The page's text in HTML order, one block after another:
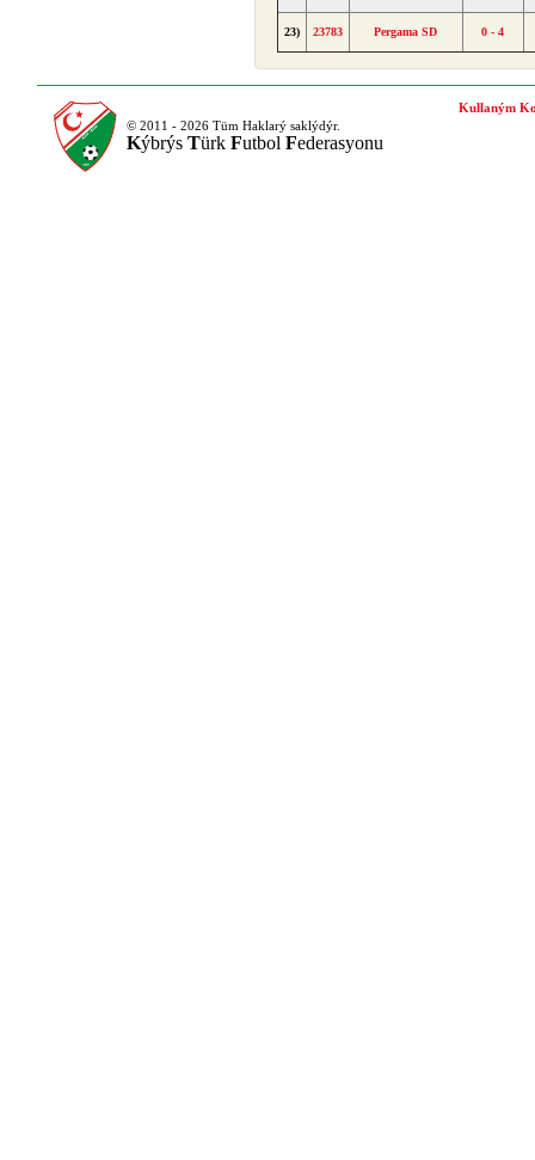
23) 23783 Pergama SD 0 - 4
© 2011 - 2026 Tüm Haklarý saklýdýr.
Kýbrýs Türk Futbol Federasyonu
Kullaným